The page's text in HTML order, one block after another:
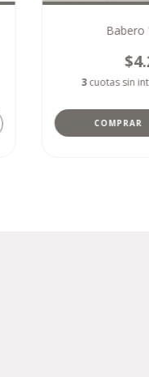
Babero
3 cuotas sin